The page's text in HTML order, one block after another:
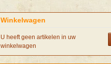
Winkelwagen
U heeft geen artikelen in uw
winkelwagen